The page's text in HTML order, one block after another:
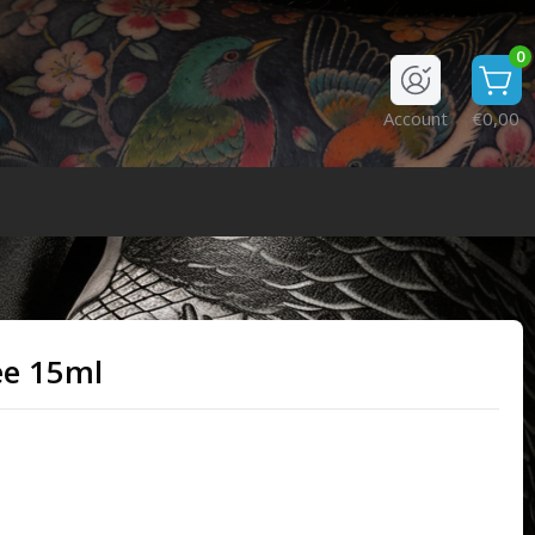
0
€0,00
Account
15ml